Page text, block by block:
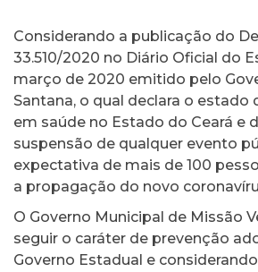
Considerando a publicação do
33.510/2020 no Diário Oficial do
março de 2020 emitido pelo
Santana, o qual declara o estado
em saúde no Estado do Ceará e
suspensão de qualquer evento
expectativa de mais de 100
a propagação do novo
O Governo Municipal de Missão
seguir o caráter de prevenção
Governo Estadual e